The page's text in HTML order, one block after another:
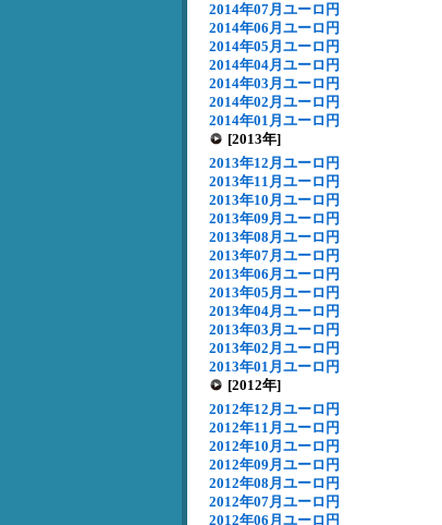
2014年07月ユーロ円
2014年06月ユーロ円
2014年05月ユーロ円
2014年04月ユーロ円
2014年03月ユーロ円
2014年02月ユーロ円
2014年01月ユーロ円
[2013年]
2013年12月ユーロ円
2013年11月ユーロ円
2013年10月ユーロ円
2013年09月ユーロ円
2013年08月ユーロ円
2013年07月ユーロ円
2013年06月ユーロ円
2013年05月ユーロ円
2013年04月ユーロ円
2013年03月ユーロ円
2013年02月ユーロ円
2013年01月ユーロ円
[2012年]
2012年12月ユーロ円
2012年11月ユーロ円
2012年10月ユーロ円
2012年09月ユーロ円
2012年08月ユーロ円
2012年07月ユーロ円
2012年06月ユーロ円